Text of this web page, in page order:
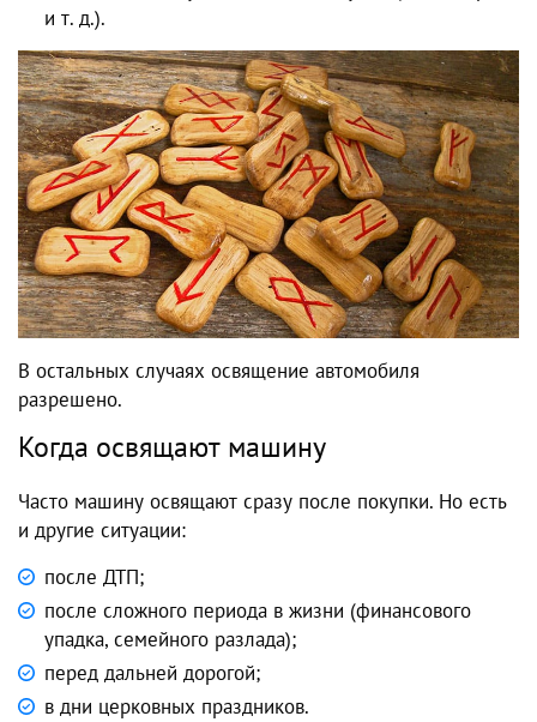
и т. д.).
В остальных случаях освящение автомобиля
разрешено.
Когда освящают машину
Часто машину освящают сразу после покупки. Но есть
и другие ситуации:
после ДТП;
после сложного периода в жизни (финансового
упадка, семейного разлада);
перед дальней дорогой;
в дни церковных праздников.